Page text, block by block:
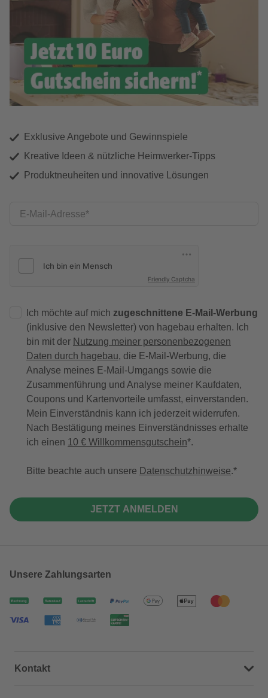
Exklusive Angebote und Gewinnspiele
Kreative Ideen & nützliche Heimwerker-Tipps
Produktneuheiten und innovative Lösungen
E-Mail-Adresse
Friendly Captcha
Ich möchte auf mich zugeschnittene E-Mail-Werbung
(inklusive den Newsletter) von hagebau erhalten. Ich
bin mit der Nutzung meiner personenbezogenen
Daten durch hagebau, die E-Mail-Werbung, die
Analyse meines E-Mail-Umgangs sowie die
Zusammenführung und Analyse meiner Kaufdaten,
Coupons und Kartenvorteile umfasst, einverstanden.
Mein Einverständnis kann ich jederzeit widerrufen.
Nach Bestätigung meines Einverständnisses erhalte
ich einen 10 € Willkommensgutschein*.
Bitte beachte auch unsere Datenschutzhinweise.
JETZT ANMELDEN
Unsere Zahlungsarten
Kontakt